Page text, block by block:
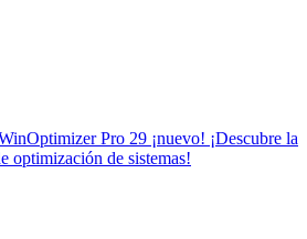
Pro 29 ¡nuevo! ¡Descubre la
optimización de sistemas!